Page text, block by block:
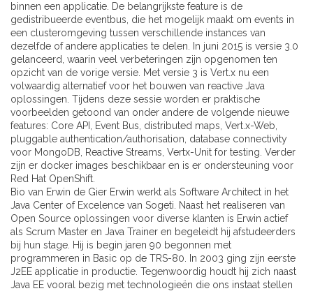
binnen een applicatie. De belangrijkste feature is de
gedistribueerde eventbus, die het mogelijk maakt om events in
een clusteromgeving tussen verschillende instances van
dezelfde of andere applicaties te delen. In juni 2015 is versie 3.0
gelanceerd, waarin veel verbeteringen zijn opgenomen ten
opzicht van de vorige versie. Met versie 3 is Vert.x nu een
volwaardig alternatief voor het bouwen van reactive Java
oplossingen. Tijdens deze sessie worden er praktische
voorbeelden getoond van onder andere de volgende nieuwe
features: Core API, Event Bus, distributed maps, Vert.x-Web,
pluggable authentication/authorisation, database connectivity
voor MongoDB, Reactive Streams, Vertx-Unit for testing. Verder
zijn er docker images beschikbaar en is er ondersteuning voor
Red Hat OpenShift.
Bio van Erwin de Gier Erwin werkt als Software Architect in het
Java Center of Excelence van Sogeti. Naast het realiseren van
Open Source oplossingen voor diverse klanten is Erwin actief
als Scrum Master en Java Trainer en begeleidt hij afstudeerders
bij hun stage. Hij is begin jaren 90 begonnen met
programmeren in Basic op de TRS-80. In 2003 ging zijn eerste
J2EE applicatie in productie. Tegenwoordig houdt hij zich naast
Java EE vooral bezig met technologieën die ons instaat stellen